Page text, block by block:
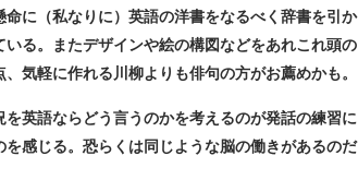
に（私なりに）英語の洋書をなるべく辞書を引か
る。またデザインや絵の構図などをあれこれ頭の
気軽に作れる川柳よりも俳句の方がお薦めかも。
英語ならどう言うのかを考えるのが発話の練習に
感じる。恐らくは同じような脳の働きがあるのだ